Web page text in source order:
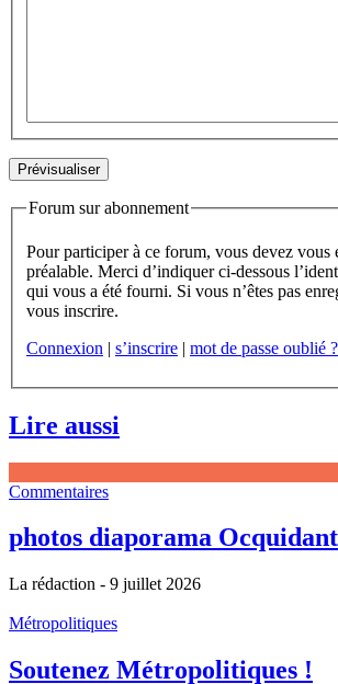
Forum sur abonnement
Pour participer à ce forum, vous devez vous enregistrer au
préalable. Merci d’indiquer ci-dessous l’identifiant personnel
qui vous a été fourni. Si vous n’êtes pas enregistré, vous devez
vous inscrire.
Connexion | s’inscrire | mot de passe oublié ?
Lire aussi
Commentaires
photos diaporama Ocquidant
La rédaction - 9 juillet 2026
Métropolitiques
Soutenez Métropolitiques !